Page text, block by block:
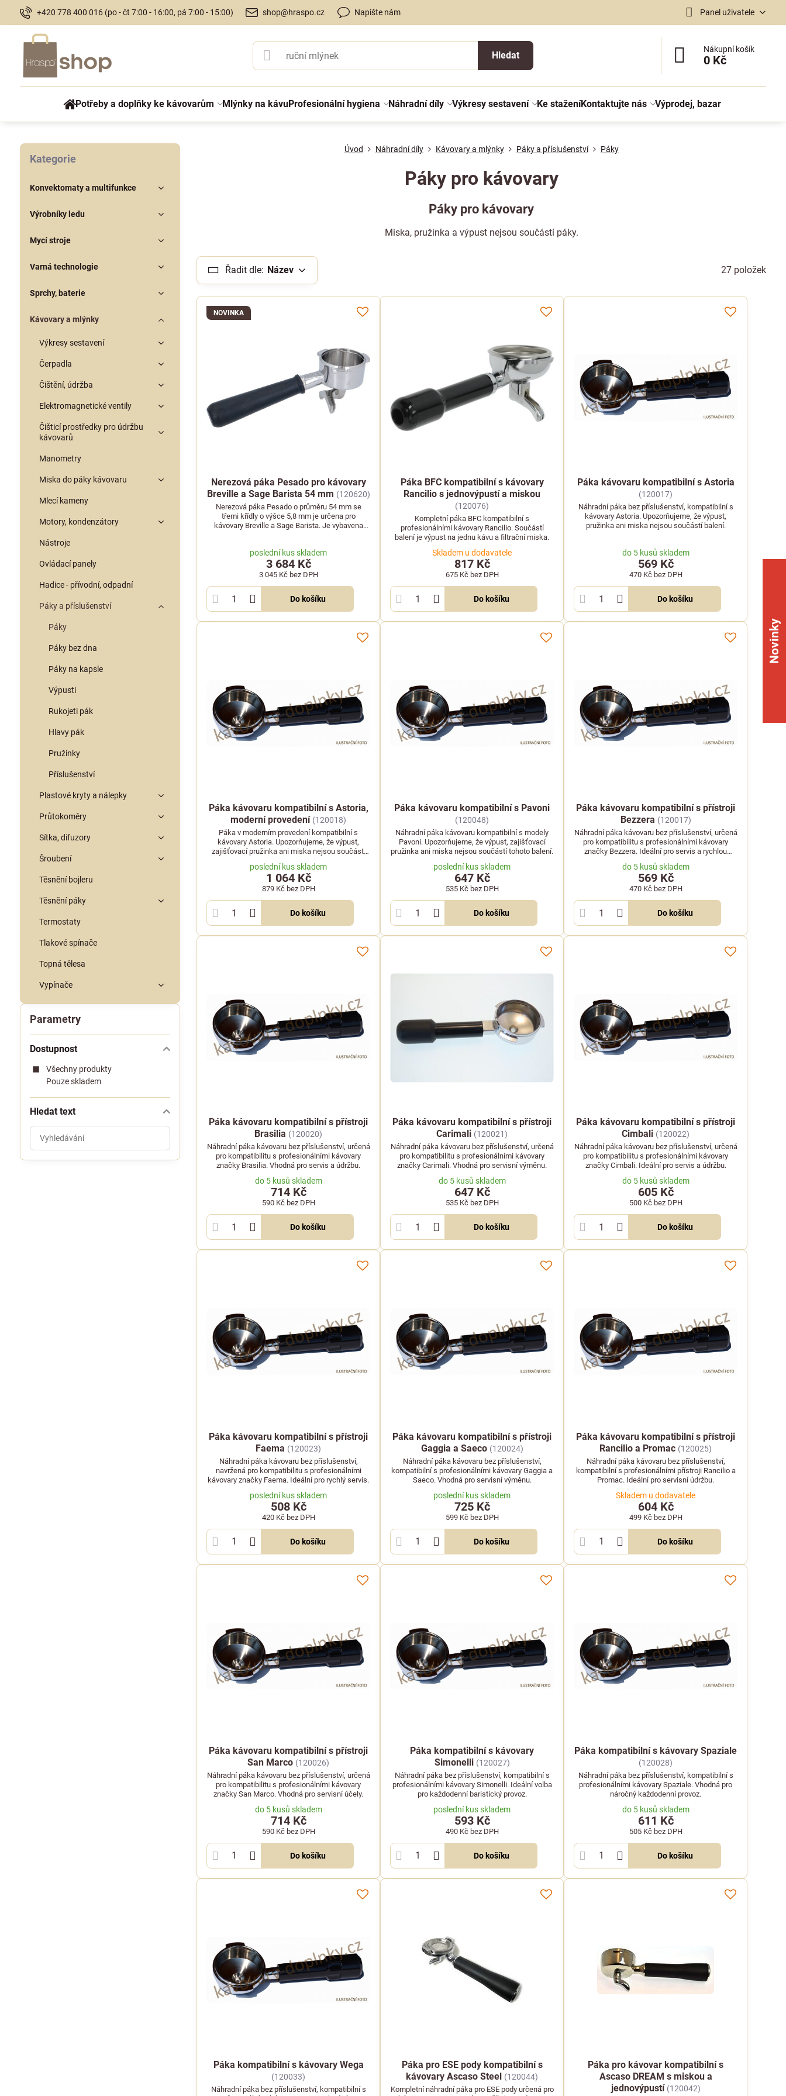
+420 778 400 016 (po - čt 7:00 - 16:00, pá 7:00 - 15:00) shop@hraspo.cz Napište nám Panel uživatele
Hledat
Nákupní košík
0 Kč
Potřeby a doplňky ke kávovarům Mlýnky na kávuProfesionální hygiena Náhradní díly Výkresy sestavení Ke staženíKontaktujte nás Výprodej, bazar
Úvod Náhradní díly Kávovary a mlýnky Páky a příslušenství Páky
Páky pro kávovary
Páky pro kávovary
Miska, pružinka a výpust nejsou součástí páky.
Řadit dle: Název 27 položek
NOVINKA
Nerezová páka Pesado pro kávovary
Breville a Sage Barista 54 mm (120620)
Nerezová páka Pesado o průměru 54 mm se
třemi křídly o výšce 5,8 mm je určena pro
kávovary Breville a Sage Barista. Je vybavena
poslední kus skladem
3 684 Kč
3 045 Kč bez DPH
Do košíku
Páka BFC kompatibilní s kávovary
Rancilio s jednovýpustí a miskou
(120076)
Kompletní páka BFC kompatibilní s
profesionálními kávovary Rancilio. Součástí
balení je výpust na jednu kávu a filtrační miska.
Skladem u dodavatele
817 Kč
675 Kč bez DPH
Do košíku
Páka kávovaru kompatibilní s Astoria
(120017)
Náhradní páka bez příslušenství, kompatibilní s
kávovary Astoria. Upozorňujeme, že výpust,
pružinka ani miska nejsou součástí balení.
do 5 kusů skladem
569 Kč
470 Kč bez DPH
Do košíku
Páka kávovaru kompatibilní s Astoria,
moderní provedení (120018)
Páka v moderním provedení kompatibilní s
kávovary Astoria. Upozorňujeme, že výpust,
zajišťovací pružinka ani miska nejsou součástí
poslední kus skladem
1 064 Kč
879 Kč bez DPH
Do košíku
Páka kávovaru kompatibilní s Pavoni
(120048)
Náhradní páka kávovaru kompatibilní s modely
Pavoni. Upozorňujeme, že výpust, zajišťovací
pružinka ani miska nejsou součástí tohoto balení.
poslední kus skladem
647 Kč
535 Kč bez DPH
Do košíku
Páka kávovaru kompatibilní s přístroji
Bezzera (120017)
Náhradní páka kávovaru bez příslušenství, určená
pro kompatibilitu s profesionálními kávovary
značky Bezzera. Ideální pro servis a rychlou
výměnu opotřebovaného dílu.
do 5 kusů skladem
569 Kč
470 Kč bez DPH
Do košíku
Páka kávovaru kompatibilní s přístroji
Brasilia (120020)
Náhradní páka kávovaru bez příslušenství, určená
pro kompatibilitu s profesionálními kávovary
značky Brasilia. Vhodná pro servis a údržbu.
do 5 kusů skladem
714 Kč
590 Kč bez DPH
Do košíku
Páka kávovaru kompatibilní s přístroji
Carimali (120021)
Náhradní páka kávovaru bez příslušenství, určená
pro kompatibilitu s profesionálními kávovary
značky Carimali. Vhodná pro servisní výměnu.
do 5 kusů skladem
647 Kč
535 Kč bez DPH
Do košíku
Páka kávovaru kompatibilní s přístroji
Cimbali (120022)
Náhradní páka kávovaru bez příslušenství, určená
pro kompatibilitu s profesionálními kávovary
značky Cimbali. Ideální pro servis a údržbu.
do 5 kusů skladem
605 Kč
500 Kč bez DPH
Do košíku
Páka kávovaru kompatibilní s přístroji
Faema (120023)
Náhradní páka kávovaru bez příslušenství,
navržená pro kompatibilitu s profesionálními
kávovary značky Faema. Ideální pro rychlý servis.
poslední kus skladem
508 Kč
420 Kč bez DPH
Do košíku
Páka kávovaru kompatibilní s přístroji
Gaggia a Saeco (120024)
Náhradní páka kávovaru bez příslušenství,
kompatibilní s profesionálními kávovary Gaggia a
Saeco. Vhodná pro servisní výměnu.
poslední kus skladem
725 Kč
599 Kč bez DPH
Do košíku
Páka kávovaru kompatibilní s přístroji
Rancilio a Promac (120025)
Náhradní páka kávovaru bez příslušenství,
kompatibilní s profesionálními přístroji Rancilio a
Promac. Ideální pro servisní údržbu.
Skladem u dodavatele
604 Kč
499 Kč bez DPH
Do košíku
Páka kávovaru kompatibilní s přístroji
San Marco (120026)
Náhradní páka kávovaru bez příslušenství, určená
pro kompatibilitu s profesionálními kávovary
značky San Marco. Vhodná pro servisní účely.
do 5 kusů skladem
714 Kč
590 Kč bez DPH
Do košíku
Páka kompatibilní s kávovary
Simonelli (120027)
Náhradní páka bez příslušenství, kompatibilní s
profesionálními kávovary Simonelli. Ideální volba
pro každodenní baristický provoz.
poslední kus skladem
593 Kč
490 Kč bez DPH
Do košíku
Páka kompatibilní s kávovary Spaziale
(120028)
Náhradní páka bez příslušenství, kompatibilní s
profesionálními kávovary Spaziale. Vhodná pro
náročný každodenní provoz.
do 5 kusů skladem
611 Kč
505 Kč bez DPH
Do košíku
Páka kompatibilní s kávovary Wega
(120033)
Náhradní páka bez příslušenství, kompatibilní s
Páka pro ESE pody kompatibilní s
kávovary Ascaso Steel (120044)
Kompletní náhradní páka pro ESE pody určená pro
Páka pro kávovar kompatibilní s
Ascaso DREAM s miskou a
jednovýpustí (120042)
Parametry
Dostupnost
Všechny produkty
Pouze skladem
Hledat text
Prohledat
výsledky
filtru
Kategorie
Konvektomaty a multifunkce
Výrobníky ledu
Mycí stroje
Varná technologie
Sprchy, baterie
Kávovary a mlýnky
Výkresy sestavení
Čerpadla
Čištění, údržba
Elektromagnetické ventily
Čišticí prostředky pro údržbu
kávovarů
Manometry
Miska do páky kávovaru
Mlecí kameny
Motory, kondenzátory
Nástroje
Ovládací panely
Hadice - přívodní, odpadní
Páky a příslušenství
Páky
Páky bez dna
Páky na kapsle
Výpusti
Rukojeti pák
Hlavy pák
Pružinky
Příslušenství
Plastové kryty a nálepky
Průtokoměry
Sítka, difuzory
Šroubení
Těsnění bojleru
Těsnění páky
Termostaty
Tlakové spínače
Topná tělesa
Vypínače
Novinky